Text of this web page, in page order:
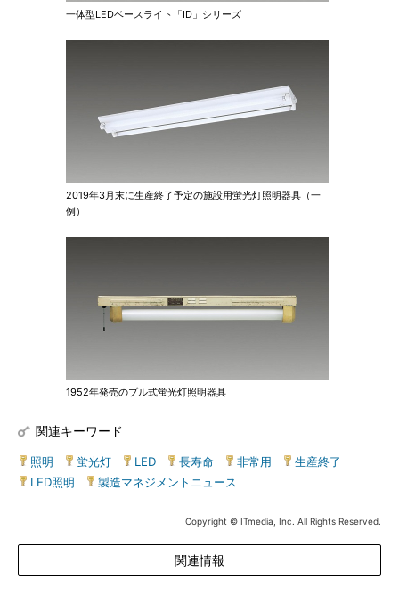
一体型LEDベースライト「ID」シリーズ
2019年3月末に生産終了予定の施設用蛍光灯照明器具（一
例）
1952年発売のプル式蛍光灯照明器具
関連キーワード
照明 蛍光灯 LED 長寿命 非常用 生産終了
LED照明
製造マネジメントニュース
Copyright © ITmedia, Inc. All Rights Reserved.
関連情報